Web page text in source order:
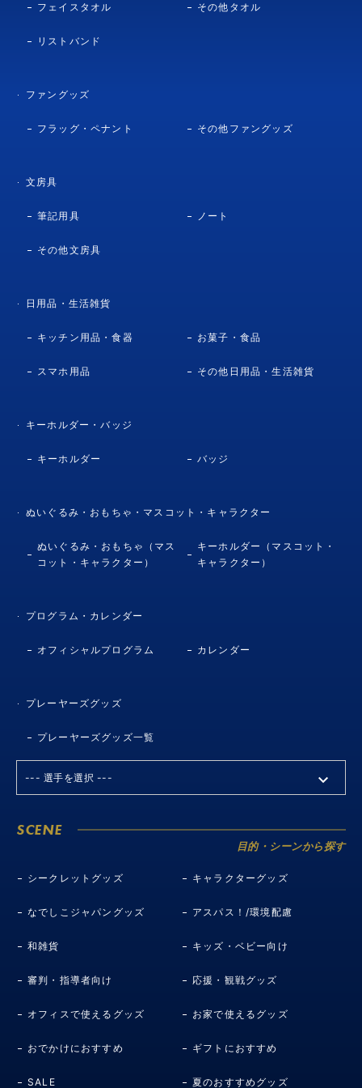
フェイスタオル その他タオル
リストバンド
ファングッズ
フラッグ・ペナント その他ファングッズ
文房具
筆記用具 ノート
その他文房具
日用品・生活雑貨
キッチン用品・食器 お菓子・食品
スマホ用品 その他日用品・生活雑貨
キーホルダー・バッジ
キーホルダー バッジ
ぬいぐるみ・おもちゃ・マスコット・キャラクター
ぬいぐるみ・おもちゃ（マス
コット・キャラクター）
キーホルダー（マスコット・
キャラクター）
プログラム・カレンダー
オフィシャルプログラム カレンダー
プレーヤーズグッズ
プレーヤーズグッズ一覧
SCENE
目的・シーンから探す
シークレットグッズ キャラクターグッズ
なでしこジャパングッズ アスパス！/環境配慮
和雑貨 キッズ・ベビー向け
審判・指導者向け 応援・観戦グッズ
オフィスで使えるグッズ お家で使えるグッズ
おでかけにおすすめ ギフトにおすすめ
SALE 夏のおすすめグッズ